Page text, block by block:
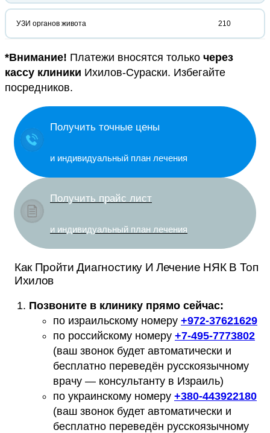
УЗИ органов живота 210
*Внимание! Платежи вносятся только через
кассу клиники Ихилов-Сураски. Избегайте
посредников.
Получить точные цены
и индивидуальный план лечения
Получить прайс лист
и индивидуальный план лечения
Как Пройти Диагностику И Лечение НЯК В Топ
Ихилов
Позвоните в клинику прямо сейчас:
по израильскому номеру +972-37621629
по российскому номеру +7-495-7773802
(ваш звонок будет автоматически и
бесплатно переведён русскоязычному
врачу — консультанту в Израиль)
по украинскому номеру +380-443922180
(ваш звонок будет автоматически и
бесплатно переведён русскоязычному